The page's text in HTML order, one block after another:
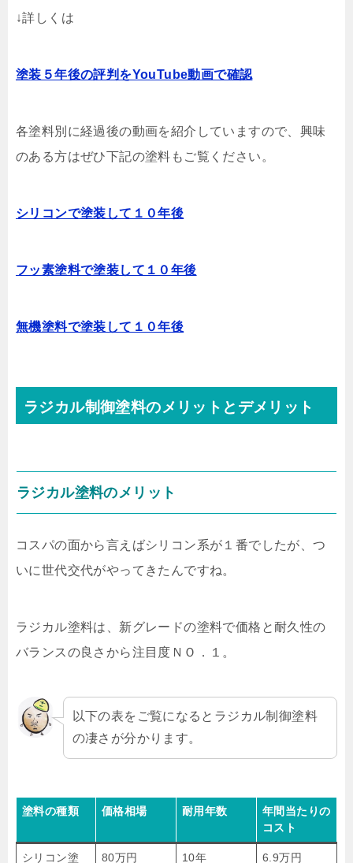
↓詳しくは
塗装５年後の評判をYouTube動画で確認
各塗料別に経過後の動画を紹介していますので、興味
のある方はぜひ下記の塗料もご覧ください。
シリコンで塗装して１０年後
フッ素塗料で塗装して１０年後
無機塗料で塗装して１０年後
ラジカル制御塗料のメリットとデメリット
ラジカル塗料のメリット
コスパの面から言えばシリコン系が１番でしたが、つ
いに世代交代がやってきたんですね。
ラジカル塗料は、新グレードの塗料で価格と耐久性の
バランスの良さから注目度ＮＯ．１。
以下の表をご覧になるとラジカル制御塗料
の凄さが分かります。
塗料の種類 価格相場 耐用年数
年間当たりの
コスト
シリコン塗 80万円 10年 6.9万円